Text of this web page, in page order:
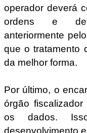
operador deverá
ordens e
anteriormente
que o tratamento
da melhor forma.
Por último, o
órgão
os dados.
desenvolvimento